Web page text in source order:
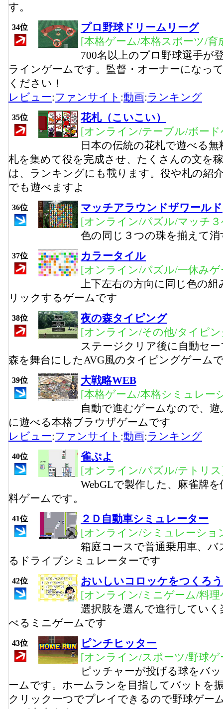
す。
34位
プロ野球ドリームリーグ
[本格ゲーム/本格スポーツ/育
700名以上のプロ野球選手が
ラインゲームです。監督・オーナーになっ
ください！
レビュー:ファンサイト :動画:ランキング
35位
花札（こいこい）
[オンライン/テーブル/ボー
日本の伝統の花札で遊べる
札を集めて役を完成させ、たくさんの文を
は、ランキングにも載ります。役や札の紹
でも遊べますよ
36位
マッチアラウンドザワールド
[オンライン/パズル/マッチ
色の同じ３つの珠を揃えて
37位
カラータイル
[オンライン/パズル/一休み
上下左右の方向に同じ色の
リックするゲームです
38位
夜の森タイピング
[オンライン/その他/タイピ
ステージクリア後に自動セ
森を舞台にしたAVG風のタイピングゲーム
39位
大戦略WEB
[本格ゲーム/本格シミュレー
自動で進むゲームなので、
に遊べる本格ブラウザゲームです
レビュー:ファンサイト :動画:ランキング
40位
雀ぷよ
[オンライン/パズル/テトリ
WebGLで製作した、麻雀牌
料ゲームです。
41位
２Ｄ自動車シミュレーター
[オンライン/シミュレーショ
箱庭コースで普通乗用車、
るドライブシミュレーターです
42位
おいしいコロッケをつくろ
[オンライン/ミニゲーム/料
選択肢を選んで進行してい
べるミニゲームです
43位
ピンチヒッター
[オンライン/スポーツ/野球ゲ
ピッチャーが投げる球をバ
ームです。ホームランを目指してバットを
クリック一つでプレイできるので野球ゲー